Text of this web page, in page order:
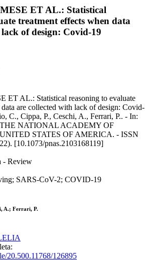
ET AL.: Statistical
treatment effects when data
of design: Covid-19
ET AL.: Statistical reasoning to evaluate
are collected with lack of design: Covid-
C., Cippa, P., Ceschi, A., Ferrari, P.. - In:
NATIONAL ACADEMY OF
STATES OF AMERICA. - ISSN
[10.1073/pnas.2103168119]
- Review
SARS-CoV-2; COVID-19
A.; Ferrari, P.
20.500.11768/126895